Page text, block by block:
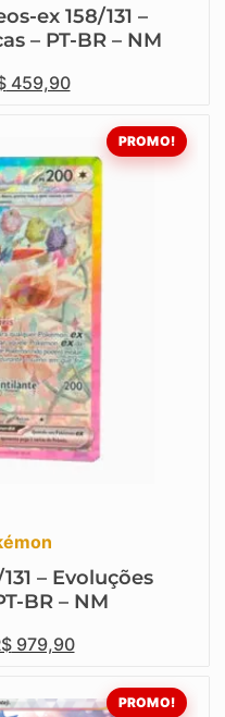
ex 158/131 –
– PT-BR – NM
459,90
PROMO!
– Evoluções
BR – NM
979,90
PROMO!